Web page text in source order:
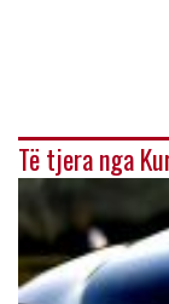
Të tjera nga